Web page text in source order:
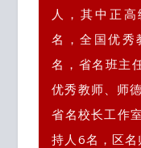
人，其中正
名，全国优秀
名，省名班主
优秀教师、师
省名校长工作
持人6名，区